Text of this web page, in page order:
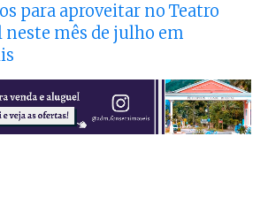
para aproveitar no Teatro
mês de julho em